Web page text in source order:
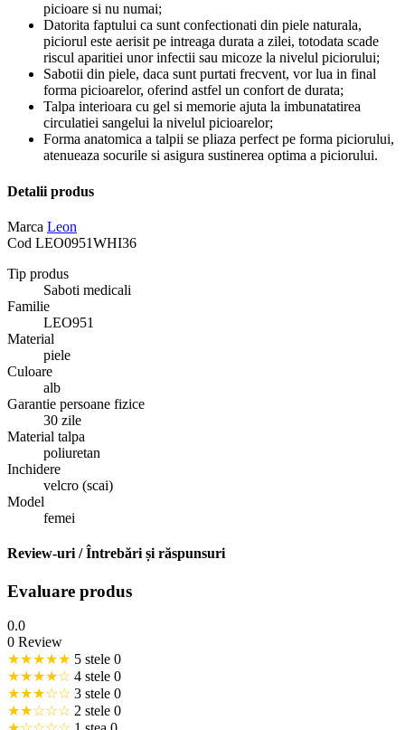
picioare si nu numai;
Datorita faptului ca sunt confectionati din piele naturala,
piciorul este aerisit pe intreaga durata a zilei, totodata scade
riscul aparitiei unor infectii sau micoze la nivelul piciorului;
Sabotii din piele, daca sunt purtati frecvent, vor lua in final
forma picioarelor, oferind astfel un confort de durata;
Talpa interioara cu gel si memorie ajuta la imbunatatirea
circulatiei sangelui la nivelul picioarelor;
Forma anatomica a talpii se pliaza perfect pe forma piciorului,
atenueaza socurile si asigura sustinerea optima a piciorului.
Detalii produs
Marca Leon
Cod LEO0951WHI36
Tip produs
Saboti medicali
Familie
LEO951
Material
piele
Culoare
alb
Garantie persoane fizice
30 zile
Material talpa
poliuretan
Inchidere
velcro (scai)
Model
femei
Review-uri / Întrebări și răspunsuri
Evaluare produs
0.0
0 Review
★★★★★ 5 stele 0
★★★★☆ 4 stele 0
★★★☆☆ 3 stele 0
★★☆☆☆ 2 stele 0